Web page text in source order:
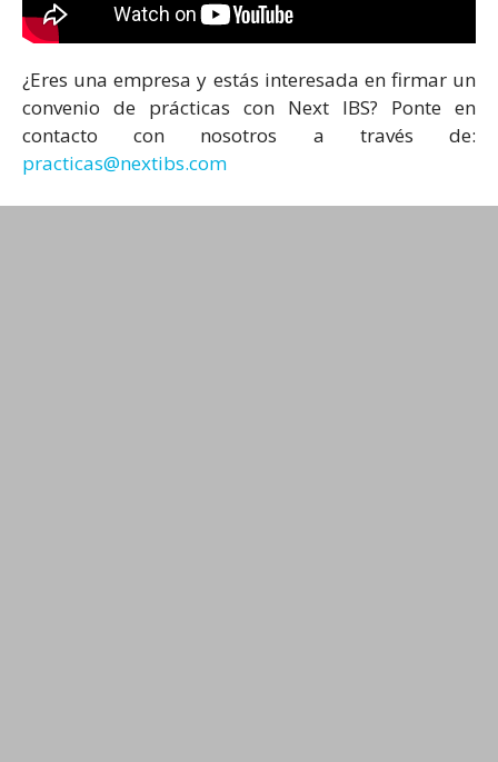
¿Eres una empresa y estás interesada en firmar un
convenio de prácticas con Next IBS? Ponte en
contacto con nosotros a través de:
practicas@nextibs.com